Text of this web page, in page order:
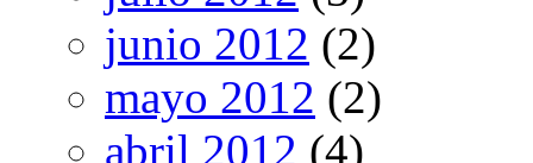
junio 2012 (2)
mayo 2012 (2)
abril 2012 (4)